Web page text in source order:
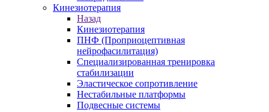
Кинезиотерапия
Назад
Кинезиотерапия
ПНФ (Проприоцептивная
нейрофасилитация)
Специализированная тренировка
стабилизации
Эластическое сопротивление
Нестабильные платформы
Подвесные системы